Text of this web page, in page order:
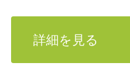
詳細を見る